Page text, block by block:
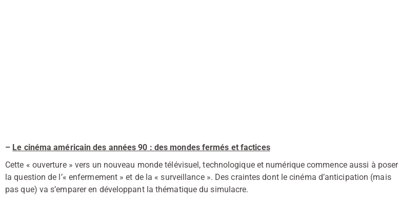
– Le cinéma américain des années 90 : des mondes fermés et factices
Cette « ouverture » vers un nouveau monde télévisuel, technologique et numérique commence aussi à poser
la question de l’« enfermement » et de la « surveillance ». Des craintes dont le cinéma d’anticipation (mais
pas que) va s’emparer en développant la thématique du simulacre.